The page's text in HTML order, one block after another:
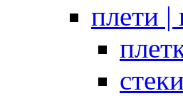
плети |
стеки